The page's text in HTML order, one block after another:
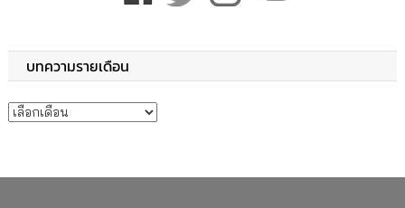
บทความรายเดือน
บทความรายเดือน